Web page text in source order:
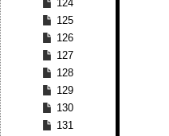
124
125
126
127
128
129
130
131